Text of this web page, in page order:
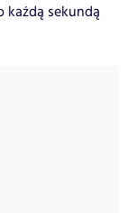
każdą sekundą